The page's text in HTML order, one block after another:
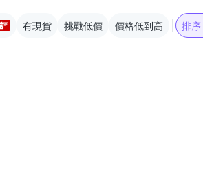
有現貨 挑戰低價 價格低到高 排序